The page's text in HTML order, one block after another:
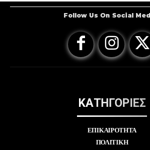
Follow Us On Social
ΚΑΤΗΓΟΡΙΕΣ
ΕΠΙΚΑΙΡΟΤΗΤΑ
ΠΟΛΙΤΙΚΗ